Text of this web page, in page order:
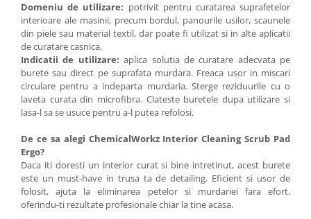
Domeniu de utilizare: potrivit pentru curatarea suprafetelor
interioare ale masinii, precum bordul, panourile usilor, scaunele
din piele sau material textil, dar poate fi utilizat si in alte aplicatii
de curatare casnica.
Indicatii de utilizare: aplica solutia de curatare adecvata pe
burete sau direct pe suprafata murdara. Freaca usor in miscari
circulare pentru a indeparta murdaria. Sterge reziduurile cu o
laveta curata din microfibra. Clateste buretele dupa utilizare si
lasa-l sa se usuce pentru a-l putea refolosi.
De ce sa alegi ChemicalWorkz Interior Cleaning Scrub Pad
Ergo?
Daca iti doresti un interior curat si bine intretinut, acest burete
este un must-have in trusa ta de detailing. Eficient si usor de
folosit, ajuta la eliminarea petelor si murdariei fara efort,
oferindu-ti rezultate profesionale chiar la tine acasa.